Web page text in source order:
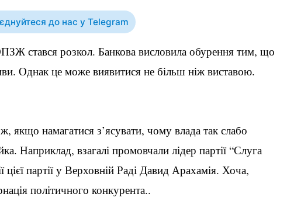
до нас у Telegram
стався розкол. Банкова висловила обурення тим, що
Однак це може виявитися не більш ніж виставою.
якщо намагатися з’ясувати, чому влада так слабо
Наприклад, взагалі промовчали лідер партії “Слуга
партії у Верховній Раді Давид Арахамія. Хоча,
політичного конкурента..